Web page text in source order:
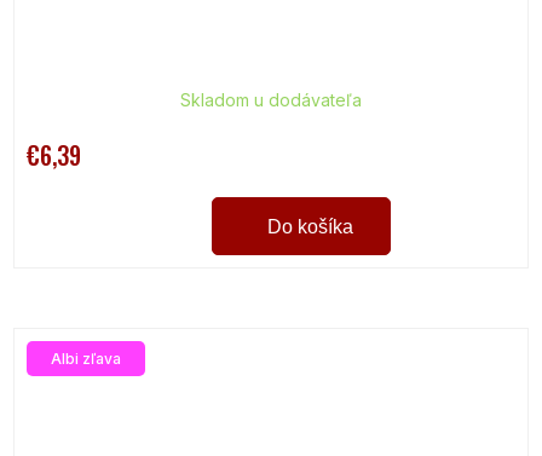
Skladom u dodávateľa
€6,39
Do košíka
Albi zľava